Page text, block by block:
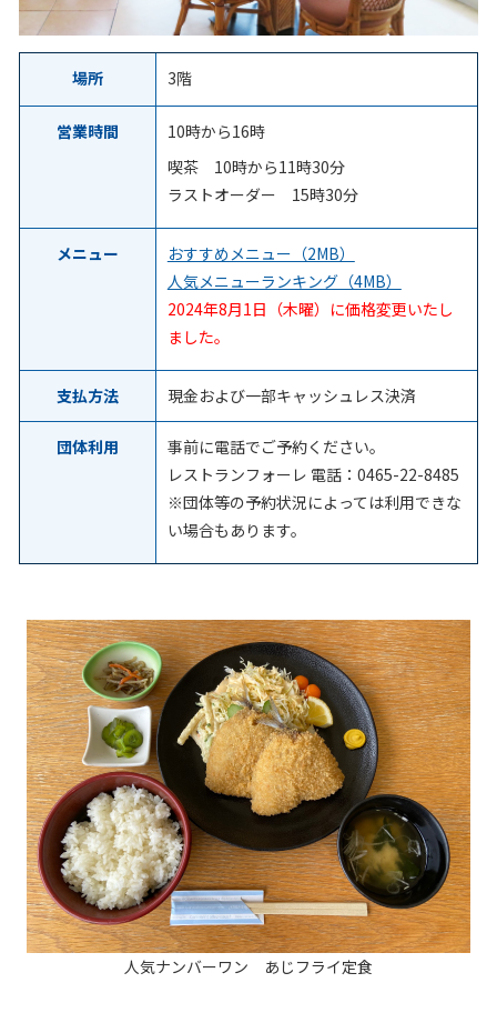
場所 3階
営業時間
10時から16時
喫茶 10時から11時30分
ラストオーダー 15時30分
メニュー
おすすめメニュー（2MB）
人気メニューランキング（4MB）
2024年8月1日（木曜）に価格変更いたし
ました。
支払方法 現金および一部キャッシュレス決済
団体利用
事前に電話でご予約ください。
レストランフォーレ 電話：0465-22-8485
※団体等の予約状況によっては利用できな
い場合もあります。
人気ナンバーワン あじフライ定食